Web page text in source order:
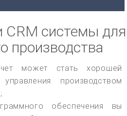
системы для
производства
может стать хорошей
производством
обеспечения вы